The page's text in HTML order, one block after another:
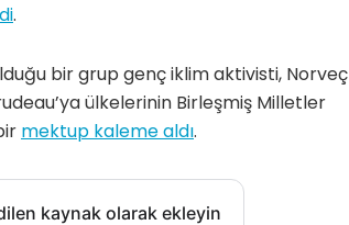
.
bir grup genç iklim aktivisti, Norveç
ülkelerinin Birleşmiş Milletler
mektup kaleme aldı.
kaynak olarak ekleyin